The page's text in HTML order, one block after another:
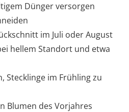
Dünger versorgen
im Juli oder August
hellem Standort und etwa
Stecklinge im Frühling zu
Blumen des Vorjahres